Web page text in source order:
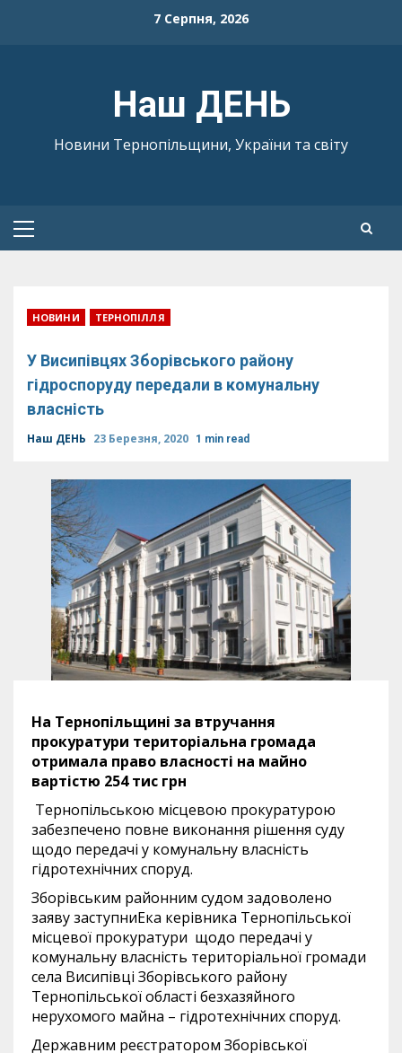
7 Серпня, 2026
Наш ДЕНЬ
Новини Тернопільщини, України та світу
Primary
НОВИНИ ТЕРНОПІЛЛЯ
У Висипівцях Зборівського району
гідроспоруду передали в комунальну
власність
Наш ДЕНЬ 23 Березня, 2020 1 min read
На Тернопільщині за втручання
прокуратури територіальна громада
отримала право власності на майно
вартістю 254 тис грн
Тернопільською місцевою прокуратурою
забезпечено повне виконання рішення суду
щодо передачі у комунальну власність
гідротехнічних споруд.
Зборівським районним судом задоволено
заяву заступниEка керівника Тернопільської
місцевої прокуратури щодо передачі у
комунальну власність територіальної громади
села Висипівці Зборівського району
Тернопільської області безхазяйного
нерухомого майна – гідротехнічних споруд.
Державним реєстратором Зборівської